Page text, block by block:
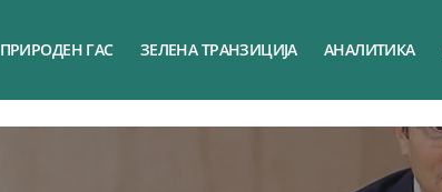
ПРИРОДЕН ГАС ЗЕЛЕНА ТРАНЗИЦИЈА АНАЛИТИКА